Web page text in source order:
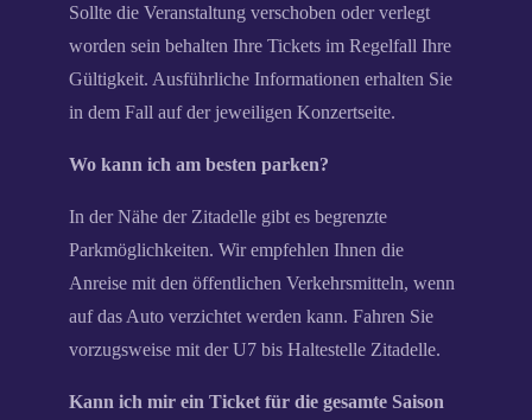
Sollte die Veranstaltung verschoben oder verlegt
worden sein behalten Ihre Tickets im Regelfall Ihre
Gültigkeit. Ausführliche Informationen erhalten Sie
in dem Fall auf der jeweiligen Konzertseite.
Wo kann ich am besten parken?
In der Nähe der Zitadelle gibt es begrenzte
Parkmöglichkeiten. Wir empfehlen Ihnen die
Anreise mit den öffentlichen Verkehrsmitteln, wenn
auf das Auto verzichtet werden kann. Fahren Sie
vorzugsweise mit der U7 bis Haltestelle Zitadelle.
Kann ich mir ein Ticket für die gesamte Saison